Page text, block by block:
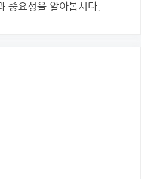
중요성을 알아봅시다.